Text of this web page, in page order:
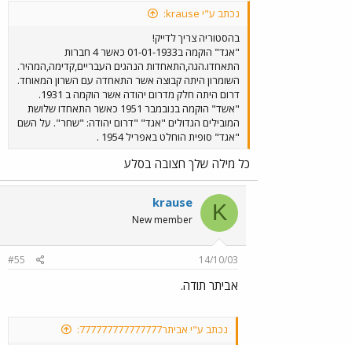
נכתב ע"י krause:
בהסטוריה צריך לדייק!
"אגד" הוקמה ב01-01-1933 כאשר 4 חברות
התאחדו.הגה,התאחדות הנהגים העבריים,קדימה,המהיר.
השומרון היתה קבוצה אשר התאחדה עם השרון המאוחד.
דרום היתה חלק מדרום יהודה אשר הוקמה ב 1931.
"אשד" הוקמה בנובמבר 1951 כאשר התאחדו שלושת
המובילים הגדולים "אגד" "דרום יהודה: "שחר". על השם
"אגד" סופית הוחלט באפריל 1954 .
כל מילה שלך חצובה בסלע
K
krause
New member
14/10/03
#55
אביתר תודה.
נכתב ע"י אביתר777777777777777: